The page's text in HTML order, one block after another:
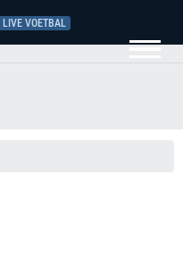
LIVE VOETBAL